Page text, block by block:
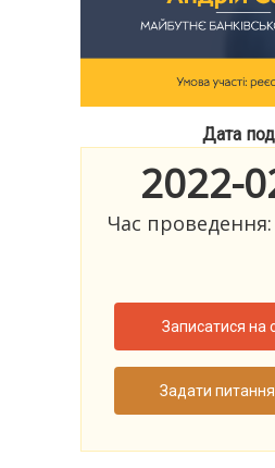
Дата
2022-
Час проведення:
Записатися на
Задати